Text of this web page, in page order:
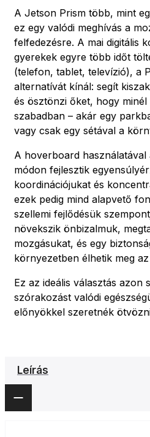
A Jetson Prism több, mint
ez egy valódi meghívás a
felfedezésre. A mai digitális
gyerekek egyre több időt
(telefon, tablet, televízió), a
alternatívát kínál: segít
és ösztönzi őket, hogy
szabadban – akár egy
vagy csak egy sétával a
A hoverboard használatával
módon fejlesztik
koordinációjukat és
ezek pedig mind alapvető
szellemi fejlődésük
növekszik önbizalmuk,
mozgásukat, és egy
környezetben élhetik meg
Ez az ideális választás azon
szórakozást valódi
előnyökkel szeretnék
Leírás